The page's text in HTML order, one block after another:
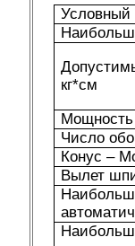
Условный
кг*см
Мощность
Число
Конус –
Вылет